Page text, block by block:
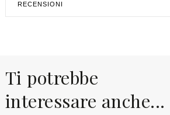
RECENSIONI
Ti potrebbe
interessare anche...